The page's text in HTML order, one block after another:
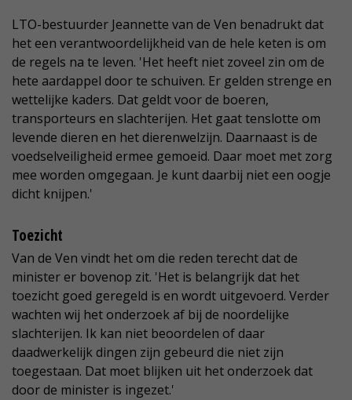
LTO-bestuurder Jeannette van de Ven benadrukt dat
het een verantwoordelijkheid van de hele keten is om
de regels na te leven. 'Het heeft niet zoveel zin om de
hete aardappel door te schuiven. Er gelden strenge en
wettelijke kaders. Dat geldt voor de boeren,
transporteurs en slachterijen. Het gaat tenslotte om
levende dieren en het dierenwelzijn. Daarnaast is de
voedselveiligheid ermee gemoeid. Daar moet met zorg
mee worden omgegaan. Je kunt daarbij niet een oogje
dicht knijpen.'
Toezicht
Van de Ven vindt het om die reden terecht dat de
minister er bovenop zit. 'Het is belangrijk dat het
toezicht goed geregeld is en wordt uitgevoerd. Verder
wachten wij het onderzoek af bij de noordelijke
slachterijen. Ik kan niet beoordelen of daar
daadwerkelijk dingen zijn gebeurd die niet zijn
toegestaan. Dat moet blijken uit het onderzoek dat
door de minister is ingezet.'